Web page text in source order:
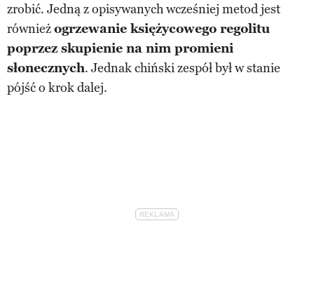
zrobić. Jedną z opisywanych wcześniej metod jest
równieżogrzewanie księżycowego regolitu
poprzez skupienie na nim promieni
słonecznych. Jednak chiński zespół był w stanie
pójść o krok dalej.